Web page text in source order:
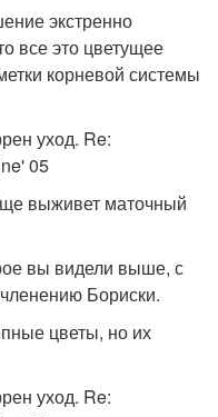
экстренно
все это цветущее
корневой системы
выживет маточный
вы видели выше, с
Бориски.
цветы, но их